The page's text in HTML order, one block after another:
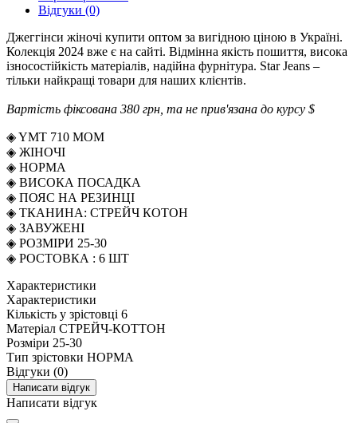
Відгуки (0)
Джеггінси жіночі купити оптом за вигідною ціною в Україні.
Колекція 2024 вже є на сайті. Відмінна якість пошиття, висока
ізносостійкість матеріалів, надійна фурнітура. Star Jeans –
тільки найкращі товари для наших клієнтів.
Вартість фіксована 380 грн, та не прив'язана до курсу $
◈ YMT 710 МОМ
◈ ЖІНОЧІ
◈ НОРМА
◈ ВИСОКА ПОСАДКА
◈ ПОЯС НА РЕЗИНЦІ
◈ ТКАНИНА: СТРЕЙЧ КОТОН
◈ ЗАВУЖЕНІ
◈ РОЗМІРИ 25-30
◈ РОСТОВКА : 6 ШТ
Характеристики
Характеристики
Кількість у зрістовці 6
Матеріал СТРЕЙЧ-КОТТОН
Розміри 25-30
Тип зрістовки НОРМА
Відгуки (0)
Написати відгук
Написати відгук